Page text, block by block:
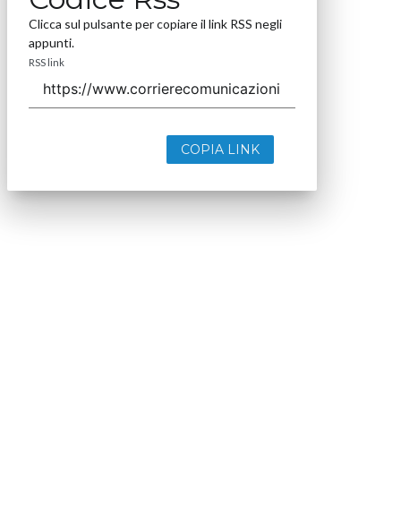
Clicca sul pulsante per copiare il link RSS negli
appunti.
RSS link
COPIA LINK